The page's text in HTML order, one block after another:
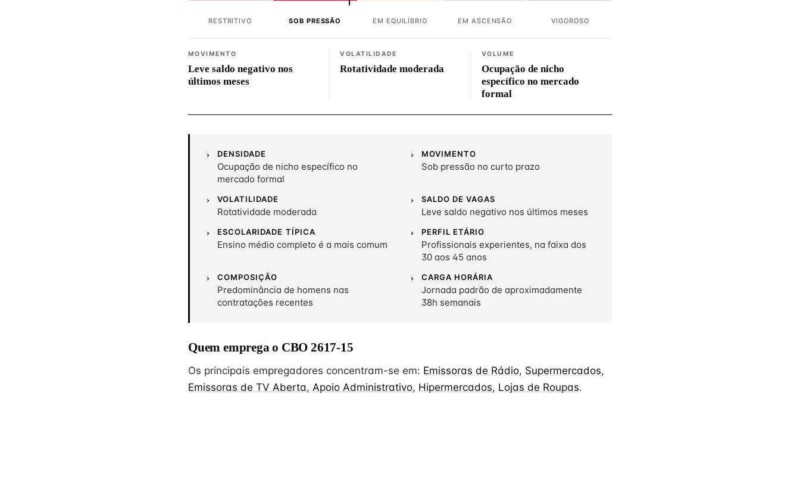
RESTRITIVO SOB PRESSÃO EM EQUILÍBRIO EM ASCENSÃO VIGOROSO
MOVIMENTO
Leve saldo negativo nos
últimos meses
VOLATILIDADE
Rotatividade moderada
VOLUME
Ocupação de nicho
específico no mercado
formal
DENSIDADE
Ocupação de nicho específico no
mercado formal
MOVIMENTO
Sob pressão no curto prazo
VOLATILIDADE
Rotatividade moderada
SALDO DE VAGAS
Leve saldo negativo nos últimos meses
ESCOLARIDADE TÍPICA
Ensino médio completo é a mais comum
PERFIL ETÁRIO
Profissionais experientes, na faixa dos
30 aos 45 anos
COMPOSIÇÃO
Predominância de homens nas
contratações recentes
CARGA HORÁRIA
Jornada padrão de aproximadamente
38h semanais
Quem emprega o CBO 2617-15
Os principais empregadores concentram-se em: Emissoras de Rádio, Supermercados,
Emissoras de TV Aberta, Apoio Administrativo, Hipermercados, Lojas de Roupas.